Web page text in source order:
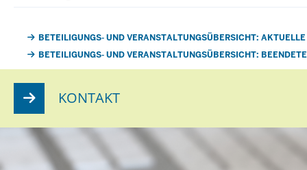
Weiterführende Links
BETEILIGUNGS- UND VERANSTALTUNGSÜBERSICHT:
BETEILIGUNGS- UND VERANSTALTUNGSÜBERSICHT:
KONTAKT